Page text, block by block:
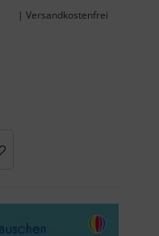
| Versandkostenfrei